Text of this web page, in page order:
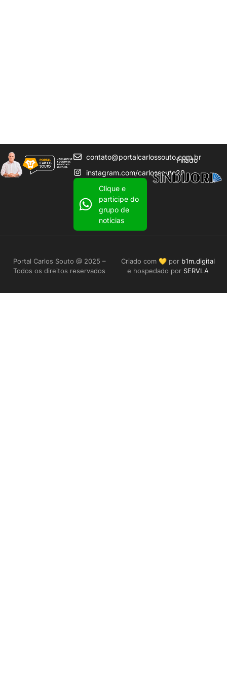
contato@portalcarlossouto.com.br
instagram.com/carlossouto20
Clique e
participe do
grupo de
notícias
Filiado
Portal Carlos Souto @ 2025 –
Todos os direitos reservados
Criado com 💛 por b1m.digital
e hospedado por SERVLA